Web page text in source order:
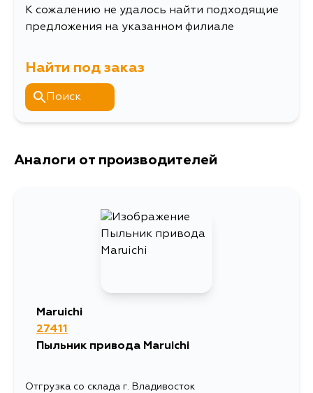
Масса, кг 0.341
Описание
Ширина упаковки, мм
Toyota
Кузов Двигатель
AE82, EE80, EL31, AW10, AW11,
EP71
К сожалению не удалось найти подходящие
предложения на указанном филиале
Найти под заказ
Поиск
Аналоги от производителей
Maruichi
27411
Пыльник привода Maruichi
Отгрузка со склада г. Владивосток